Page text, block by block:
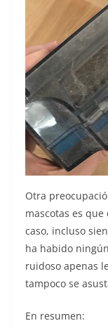
Otra
mascotas es
caso, incluso
ha habido
ruidoso apenas
tampoco se
En resumen: